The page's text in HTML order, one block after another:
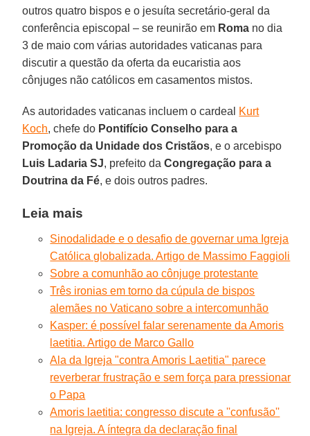
outros quatro bispos e o jesuíta secretário-geral da
conferência episcopal – se reunirão em Roma no dia
3 de maio com várias autoridades vaticanas para
discutir a questão da oferta da eucaristia aos
cônjuges não católicos em casamentos mistos.
As autoridades vaticanas incluem o cardeal Kurt
Koch, chefe do Pontifício Conselho para a
Promoção da Unidade dos Cristãos, e o arcebispo
Luis Ladaria SJ, prefeito daCongregação para a
Doutrina da Fé, e dois outros padres.
Leia mais
Sinodalidade e o desafio de governar uma Igreja
Católica globalizada. Artigo de Massimo Faggioli
Sobre a comunhão ao cônjuge protestante
Três ironias em torno da cúpula de bispos
alemães no Vaticano sobre a intercomunhão
Kasper: é possível falar serenamente da Amoris
laetitia. Artigo de Marco Gallo
Ala da Igreja "contra Amoris Laetitia" parece
reverberar frustração e sem força para pressionar
o Papa
Amoris laetitia: congresso discute a ''confusão''
na Igreja. A íntegra da declaração final